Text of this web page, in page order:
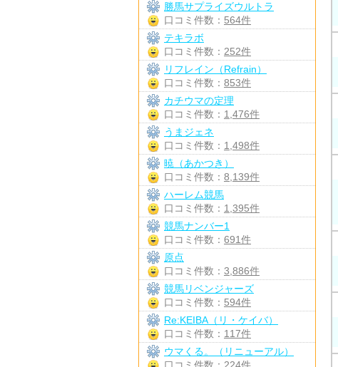
勝馬サプライズウルトラ
口コミ件数： 564件
テキラボ
口コミ件数： 252件
リフレイン（Refrain）
口コミ件数： 853件
カチウマの定理
口コミ件数： 1,476件
うまジェネ
口コミ件数： 1,498件
暁（あかつき）
口コミ件数： 8,139件
ハーレム競馬
口コミ件数： 1,395件
競馬ナンバー1
口コミ件数： 691件
原点
口コミ件数： 3,886件
競馬リベンジャーズ
口コミ件数： 594件
Re:KEIBA（リ・ケイバ）
口コミ件数： 117件
ウマくる。（リニューアル）